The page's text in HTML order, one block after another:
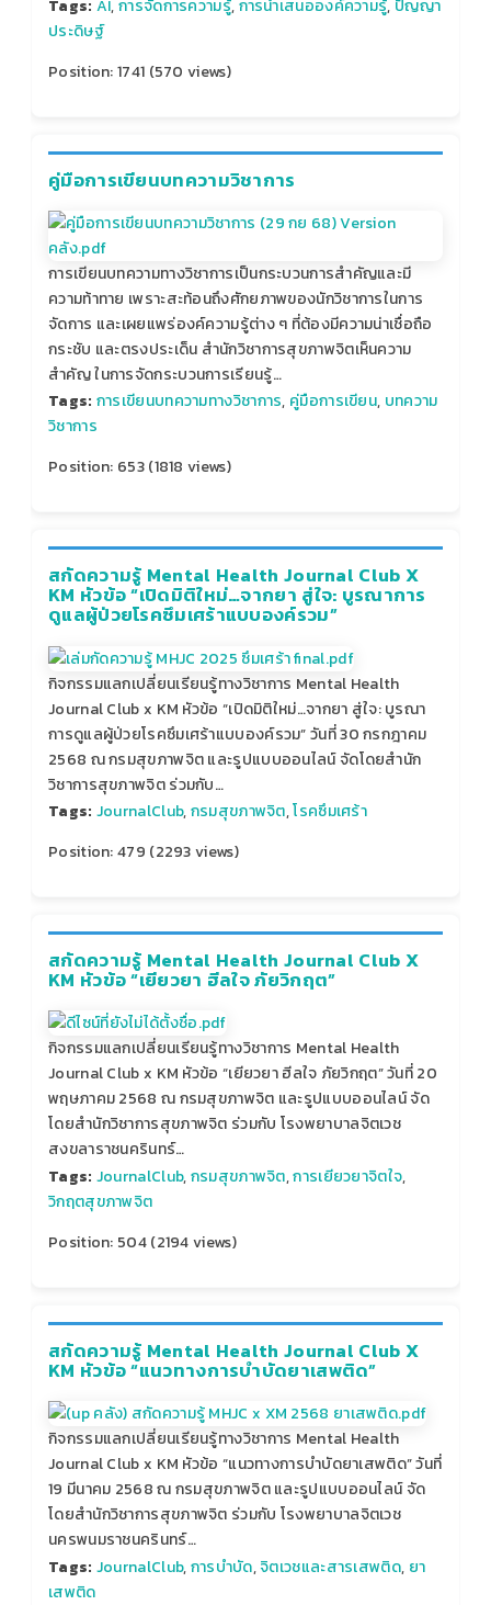
Tags: AI,การจัดการความรู้,การนำเสนอองค์ความรู้, ปัญญา
ประดิษฐ์
Position:1741 (570 views)
คู่มือการเขียนบทความวิชาการ
การเขียนบทความทางวิชาการเป็นกระบวนการสำคัญและมี
ความท้าทาย เพราะสะท้อนถึงศักยภาพของนักวิชาการในการ
จัดการ และเผยแพร่องค์ความรู้ต่าง ๆ ที่ต้องมีความน่าเชื่อถือ
กระชับ และตรงประเด็น สำนักวิชาการสุขภาพจิตเห็นความ
สำคัญ ในการจัดกระบวนการเรียนรู้…
Tags: การเขียนบทความทางวิชาการ, คู่มือการเขียน, บทความ
วิชาการ
Position: 653(1818 views)
สกัดความรู้ Mental Health Journal Club X
KM หัวข้อ “เปิดมิติใหม่…จากยา สู่ใจ: บูรณาการ
ดูแลผู้ป่วยโรคซึมเศร้าแบบองค์รวม”
กิจกรรมแลกเปลี่ยนเรียนรู้ทางวิชาการ Mental Health
Journal Club x KM หัวข้อ “เปิดมิติใหม่…จากยา สู่ใจ: บูรณา
การดูแลผู้ป่วยโรคซึมเศร้าแบบองค์รวม” วันที่ 30 กรกฎาคม
2568 ณ กรมสุขภาพจิต และรูปแบบออนไลน์ จัดโดยสำนัก
วิชาการสุขภาพจิต ร่วมกับ…
Tags: JournalClub,กรมสุขภาพจิต,โรคซึมเศร้า
Position:479 (2293views)
สกัดความรู้ Mental Health Journal Club X
KM หัวข้อ “เยียวยา ฮีลใจ ภัยวิกฤต”
กิจกรรมแลกเปลี่ยนเรียนรู้ทางวิชาการ Mental Health
Journal Club x KM หัวข้อ “เยียวยา ฮีลใจ ภัยวิกฤต” วันที่ 20
พฤษภาคม 2568 ณ กรมสุขภาพจิต และรูปแบบออนไลน์ จัด
โดยสำนักวิชาการสุขภาพจิต ร่วมกับ โรงพยาบาลจิตเวช
สงขลาราชนครินทร์…
Tags: JournalClub,กรมสุขภาพจิต,การเยียวยาจิตใจ,
วิกฤตสุขภาพจิต
Position: 504(2194views)
สกัดความรู้ Mental Health Journal Club X
KM หัวข้อ “แนวทางการบำบัดยาเสพติด”
กิจกรรมแลกเปลี่ยนเรียนรู้ทางวิชาการ Mental Health
Journal Club x KM หัวข้อ “แนวทางการบำบัดยาเสพติด” วันที่
19 มีนาคม 2568 ณ กรมสุขภาพจิต และรูปแบบออนไลน์ จัด
โดยสำนักวิชาการสุขภาพจิต ร่วมกับ โรงพยาบาลจิตเวช
นครพนมราชนครินทร์…
Tags: JournalClub,การบำบัด,จิตเวชและสารเสพติด, ยา
เสพติด